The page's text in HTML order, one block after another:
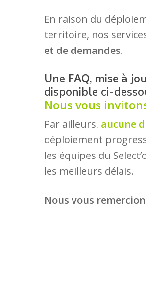
En raison du
territoire, nos
et de demandes.
Une FAQ, mise à
disponible ci-
Nous vous
Par ailleurs, aucune
déploiement
les équipes du
les meilleurs délais.
Nous vous